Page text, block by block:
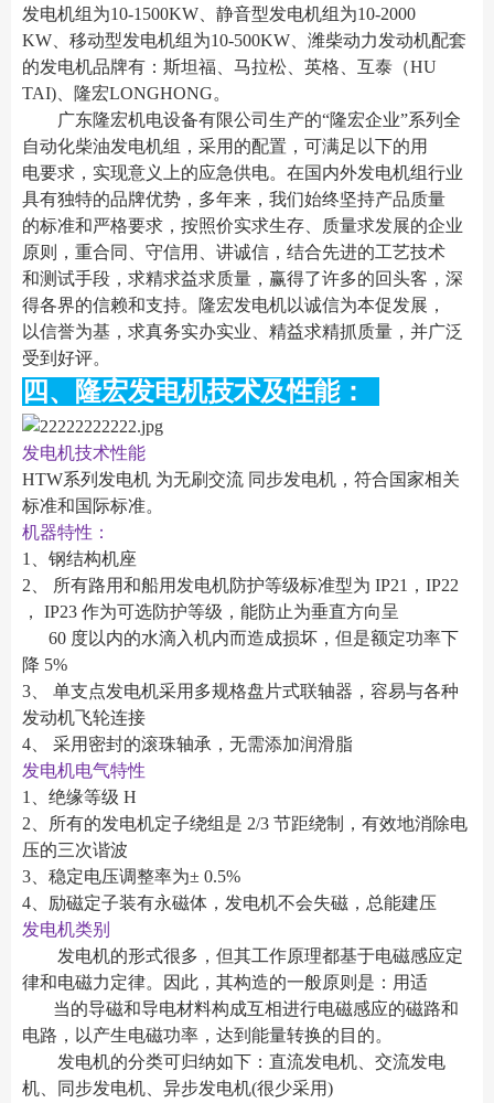
发电机组为10-1500KW、静音型发电机组为10-2000
KW、移动型发电机组为10-500KW、潍柴动力发动机配套
的发电机品牌有：斯坦福、马拉松、英格、互泰（HU
TAI)、隆宏LONGHONG。
广东隆宏机电设备有限公司生产的“隆宏企业”系列全
自动化柴油发电机组，采用的配置，可满足以下的用
电要求，实现意义上的应急供电。在国内外发电机组行业
具有独特的品牌优势，多年来，我们始终坚持产品质量
的标准和严格要求，按照价实求生存、质量求发展的企业
原则，重合同、守信用、讲诚信，结合先进的工艺技术
和测试手段，求精求益求质量，赢得了许多的回头客，深
得各界的信赖和支持。隆宏发电机以诚信为本促发展，
以信誉为基，求真务实办实业、精益求精抓质量，并广泛
受到好评。
四、隆宏发电机技术及性能：
发电机技术性能
HTW系列发电机 为无刷交流 同步发电机，符合国家相关
标准和国际标准。
机器特性：
1、钢结构机座
2、 所有路用和船用发电机防护等级标准型为 IP21，IP22
， IP23 作为可选防护等级，能防止为垂直方向呈
60 度以内的水滴入机内而造成损坏，但是额定功率下
降 5%
3、 单支点发电机采用多规格盘片式联轴器，容易与各种
发动机飞轮连接
4、 采用密封的滚珠轴承，无需添加润滑脂
发电机电气特性
1、绝缘等级 H
2、所有的发电机定子绕组是 2/3 节距绕制，有效地消除电
压的三次谐波
3、稳定电压调整率为± 0.5%
4、励磁定子装有永磁体，发电机不会失磁，总能建压
发电机类别
发电机的形式很多，但其工作原理都基于电磁感应定
律和电磁力定律。因此，其构造的一般原则是：用适
当的导磁和导电材料构成互相进行电磁感应的磁路和
电路，以产生电磁功率，达到能量转换的目的。
发电机的分类可归纳如下：直流发电机、交流发电
机、同步发电机、异步发电机(很少采用)